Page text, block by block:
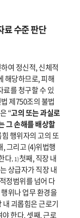
료 수준 판단
여 정신적, 신체적
해당하므로, 피해
를 청구할 수 있
제750조의 불법
“고의 또는 과실로
그 손해를 배상할
행위자의 고의 또
그리고 (4)위법행
다. 1)첫째, 직장 내
상급자가 직장 내
정범위를 넘어 다
위나 업무 환경을
괴롭힘은 근로기
한다. 셋째, 근로